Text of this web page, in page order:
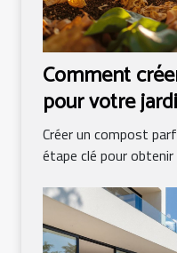
Comment
pour votre
Créer un compost
étape clé pour